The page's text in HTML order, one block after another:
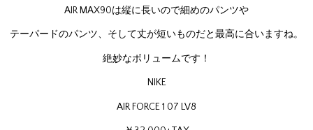
AIR MAX90は縦に長いので細めのパンツや
テーパードのパンツ、そして丈が短いものだと最高に合いますね。
絶妙なボリュームです！
NIKE
AIR FORCE 1 07 LV8